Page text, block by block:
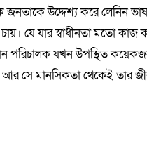
জনতাকে উদ্দেশ্য করে লেনিন
যে যার স্বাধীনতা মতো
পরিচালক যখন উপস্থিত
সে মানসিকতা থেকেই তার